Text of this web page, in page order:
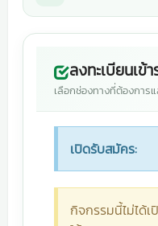
ลงทะเบียนเข้
เลือกช่องทางที่ต้องกา
เปิดรับสมัคร:
กิจกรรมนี้ไม่ได้